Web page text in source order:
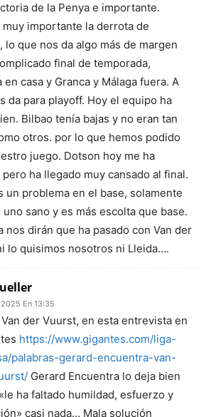
de la Penya e importante.
muy importante la derrota de
lo que nos da algo más de margen
final de temporada,
en casa y Granca y Málaga fuera. A
da para playoff. Hoy el equipo ha
Bilbao tenía bajas y no eran tan
otros. por lo que hemos podido
juego. Dotson hoy me ha
ha llegado muy cansado al final.
un problema en el base, solamente
sano y es más escolta que base.
nos dirán que ha pasado con Van der
lo quisimos nosotros ni Lleida….
En 13:35
der Vuurst, en esta entrevista en
https://www.gigantes.com/liga-
palabras-gerard-encuentra-van-
Gerard Encuentra lo deja bien
ha faltado humildad, esfuerzo y
casi nada… Mala solución